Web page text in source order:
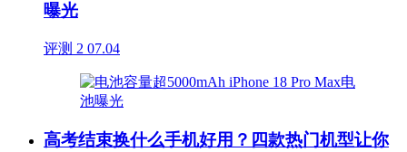
曝光
评测 2 07.04
高考结束换什么手机好用？四款热门机型让你